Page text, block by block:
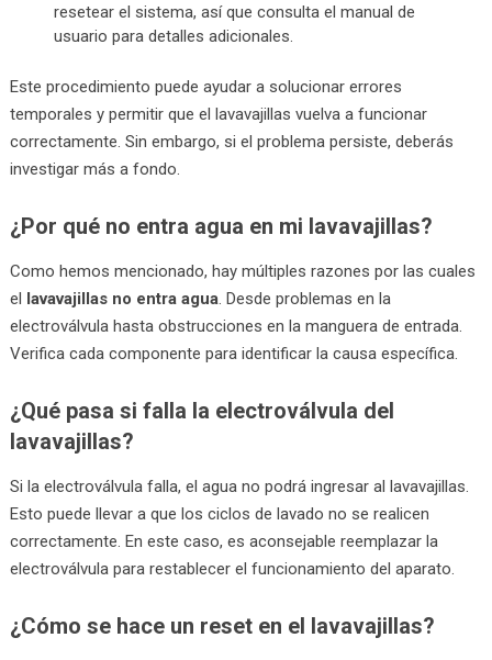
resetear el sistema, así que consulta el manual de
usuario para detalles adicionales.
Este procedimiento puede ayudar a solucionar errores
temporales y permitir que el lavavajillas vuelva a funcionar
correctamente. Sin embargo, si el problema persiste, deberás
investigar más a fondo.
¿Por qué no entra agua en mi lavavajillas?
Como hemos mencionado, hay múltiples razones por las cuales
el lavavajillas no entra agua. Desde problemas en la
electroválvula hasta obstrucciones en la manguera de entrada.
Verifica cada componente para identificar la causa específica.
¿Qué pasa si falla la electroválvula del
lavavajillas?
Si la electroválvula falla, el agua no podrá ingresar al lavavajillas.
Esto puede llevar a que los ciclos de lavado no se realicen
correctamente. En este caso, es aconsejable reemplazar la
electroválvula para restablecer el funcionamiento del aparato.
¿Cómo se hace un reset en el lavavajillas?